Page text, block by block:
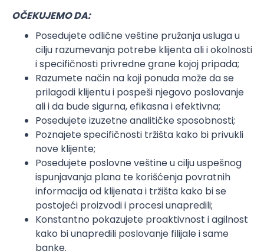
OČEKUJEMO DA:
Posedujete odlične veštine pružanja usluga u
cilju razumevanja potrebe klijenta ali i okolnosti
i specifičnosti privredne grane kojoj pripada;
Razumete način na koji ponuda može da se
prilagodi klijentu i pospeši njegovo poslovanje
ali i da bude sigurna, efikasna i efektivna;
Posedujete izuzetne analitičke sposobnosti;
Poznajete specifičnosti tržišta kako bi privukli
nove klijente;
Posedujete poslovne veštine u cilju uspešnog
ispunjavanja plana te korišćenja povratnih
informacija od klijenata i tržišta kako bi se
postojeći proizvodi i procesi unapredili;
Konstantno pokazujete proaktivnost i agilnost
kako bi unapredili poslovanje filijale i same
banke.